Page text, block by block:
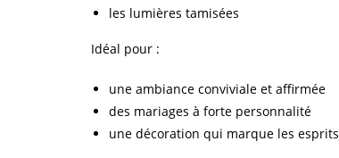
les lumières tamisées
Idéal pour :
une ambiance conviviale et affirmée
des mariages à forte personnalité
une décoration qui marque les esprits